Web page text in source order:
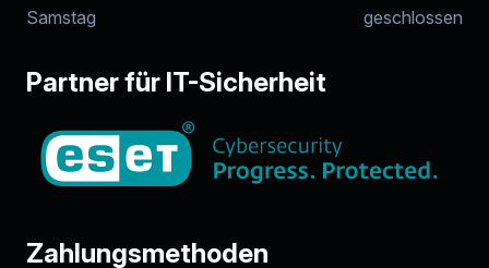
Samstag geschlossen
Partner für IT-Sicherheit
Zahlungsmethoden